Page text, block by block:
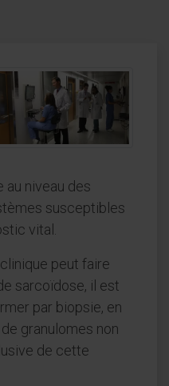
au niveau des
susceptibles
vital.
peut faire
sarcoïdose, il est
par biopsie, en
granulomes non
de cette